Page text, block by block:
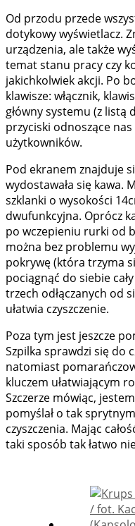
Od przodu przede
dotykowy wyświetlacz.
urządzenia, ale także
temat stanu pracy czy
jakichkolwiek akcji. Po
klawisze: włącznik,
główny systemu (z listą
przyciski odnoszące
użytkowników.
Pod ekranem znajduje
wydostawała się kawa.
szklanki o wysokości
dwufunkcyjna. Oprócz
po wczepieniu rurki od
można bez problemu
pokrywę (która trzyma
pociągnąć do siebie
trzech odłączanych od
ułatwia czyszczenie.
Poza tym jest jeszcze
Szpilka sprawdzi się do
natomiast
kluczem ułatwiającym
Szczerze mówiąc,
pomyślał o tak
czyszczenia. Mając
taki sposób tak łatwo